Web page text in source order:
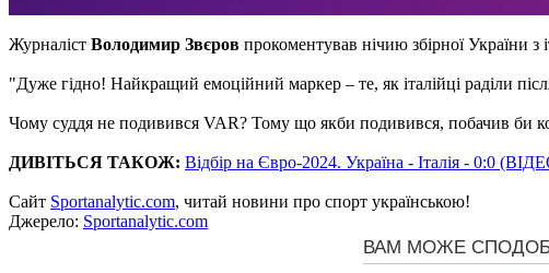
Журналіст Володимир Звєров прокоментував нічию збірної України
"Дуже гідно! Найкращий емоційний маркер – те, як італійці раділи
Чому суддя не подивився VAR? Тому що якби подивився, побачив би
ДИВІТЬСЯ ТАКОЖ: Відбір на Євро-2024. Україна - Італія - 0:0
Сайт Sportanalytic.com, читай новини про спорт українською!
Джерело: Sportanalytic.com